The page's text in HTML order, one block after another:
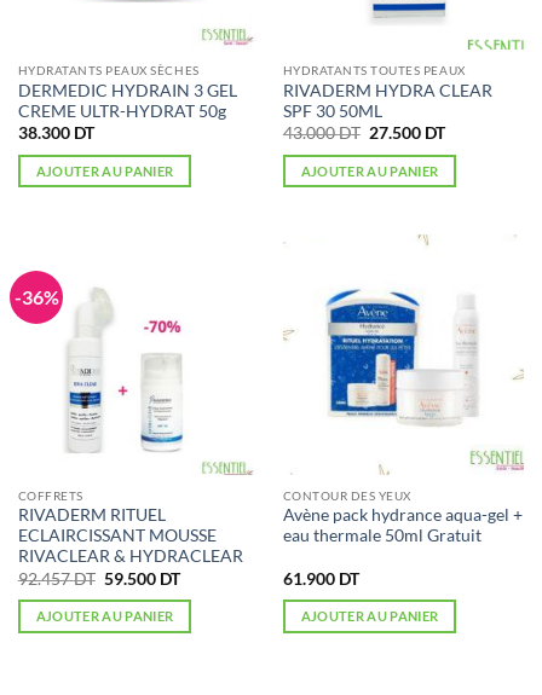
HYDRATANTS PEAUX SÈCHES
DERMEDIC HYDRAIN 3 GEL
CREME ULTR-HYDRAT 50g
38.300 DT
AJOUTER AU PANIER
HYDRATANTS TOUTES PEAUX
RIVADERM HYDRA CLEAR
SPF 30 50ML
43.000DT Le
initial
était :
27.500 DTLe
actuel
AJOUTER AU PANIER
-36%
COFFRETS
RIVADERM RITUEL
ECLAIRCISSANT MOUSSE
RIVACLEAR & HYDRACLEAR
92.457DT Le
initial
était :
59.500 DTLe
AJOUTER AU PANIER
CONTOUR DES YEUX
Avène pack hydrance aqua-gel +
eau thermale 50ml Gratuit
61.900 DT
AJOUTER AU PANIER